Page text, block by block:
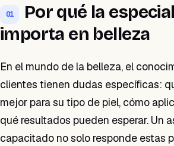
01
Por qué la
importa en belleza
En el mundo de la belleza, el
clientes tienen dudas específicas:
mejor para su tipo de piel, cómo
qué resultados pueden esperar. Un
capacitado no solo responde estas